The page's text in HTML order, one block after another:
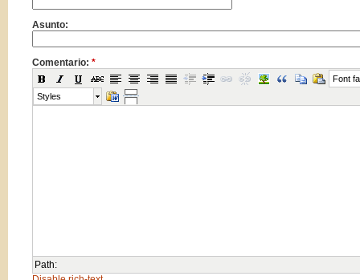
Asunto:
Comentario: *
Font
Styles
Path: